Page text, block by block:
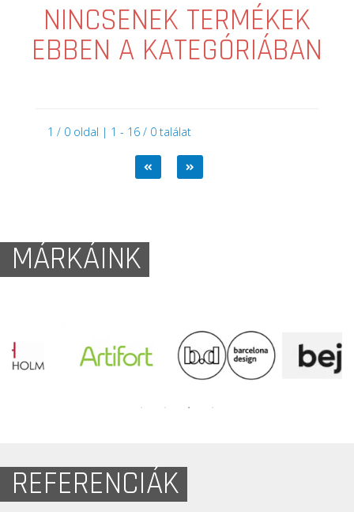
NINCSENEK TERMÉKEK
EBBEN A KATEGÓRIÁBAN
1 / 0 oldal | 1 - 16 / 0 találat
MÁRKÁINK
REFERENCIÁK